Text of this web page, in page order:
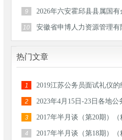
告
9
2026年六安霍邱县县属国有
聘工作
10
安徽省申博人力资源管理有
分公司
热门文章
1 2019江苏公务员面试礼仪的
2
2023年4月15日-23日各地公
汇总
3 2017年半月谈（第20期）（
4 2017年半月谈（第18期）（